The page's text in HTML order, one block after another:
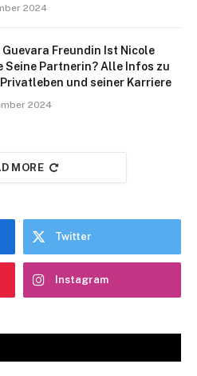
2024
Freundin Ist Nicole
Seine Partnerin? Alle Infos zu
und seiner Karriere
2024
MORE
Twitter
Instagram